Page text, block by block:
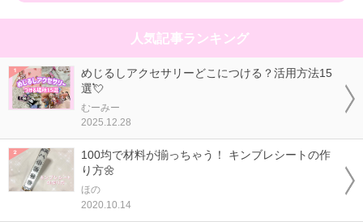
人気記事ランキング
めじるしアクセサリーどこにつける？活用方法15
選💘
むーみー
2025.12.28
100均で材料が揃っちゃう！ キンブレシートの作
り方🌼
ほの
2020.10.14